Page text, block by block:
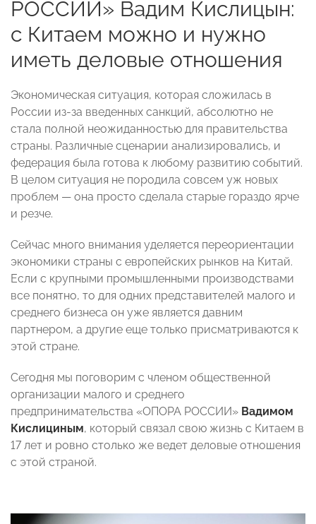
РОССИИ» Вадим Кислицын:
с Китаем можно и нужно
иметь деловые отношения
Экономическая ситуация, которая сложилась в
России из-за введенных санкций, абсолютно не
стала полной неожиданностью для правительства
страны. Различные сценарии анализировались, и
федерация была готова к любому развитию событий.
В целом ситуация не породила совсем уж новых
проблем — она просто сделала старые гораздо ярче
и резче.
Сейчас много внимания уделяется переориентации
экономики страны с европейских рынков на Китай.
Если с крупными промышленными производствами
все понятно, то для одних представителей малого и
среднего бизнеса он уже является давним
партнером, а другие еще только присматриваются к
этой стране.
Сегодня мы поговорим с членом общественной
организации малого и среднего
предпринимательства «ОПОРА РОССИИ» Вадимом
Кислициным, который связал свою жизнь с Китаем в
17 лет и ровно столько же ведет деловые отношения
с этой страной.